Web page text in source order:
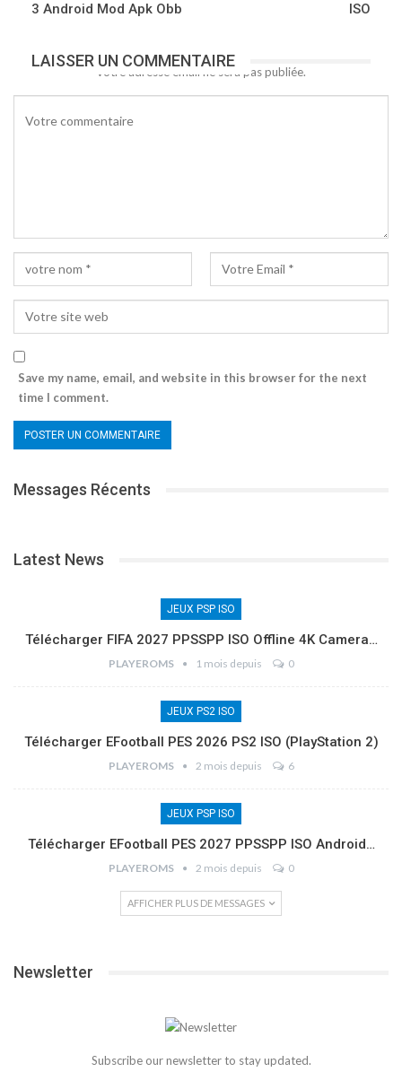
3 Android Mod Apk Obb
ISO
LAISSER UN COMMENTAIRE
Votre adresse email ne sera pas publiée.
Save my name, email, and website in this browser for the next
time I comment.
Messages Récents
Latest News
JEUX PSP ISO
Télécharger FIFA 2027 PPSSPP ISO Offline 4K Camera…
PLAYEROMS 1 mois depuis 0
JEUX PS2 ISO
Télécharger EFootball PES 2026 PS2 ISO (PlayStation 2)
PLAYEROMS 2 mois depuis 6
JEUX PSP ISO
Télécharger EFootball PES 2027 PPSSPP ISO Android…
PLAYEROMS 2 mois depuis 0
AFFICHER PLUS DE MESSAGES
Newsletter
Subscribe our newsletter to stay updated.